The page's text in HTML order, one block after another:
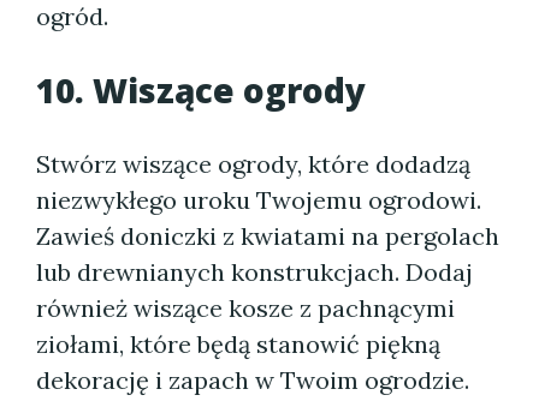
ogród.
10. Wiszące ogrody
Stwórz wiszące ogrody, które dodadzą
niezwykłego uroku Twojemu ogrodowi.
Zawieś doniczki z kwiatami na pergolach
lub drewnianych konstrukcjach. Dodaj
również wiszące kosze z pachnącymi
ziołami, które będą stanowić piękną
dekorację i zapach w Twoim ogrodzie.